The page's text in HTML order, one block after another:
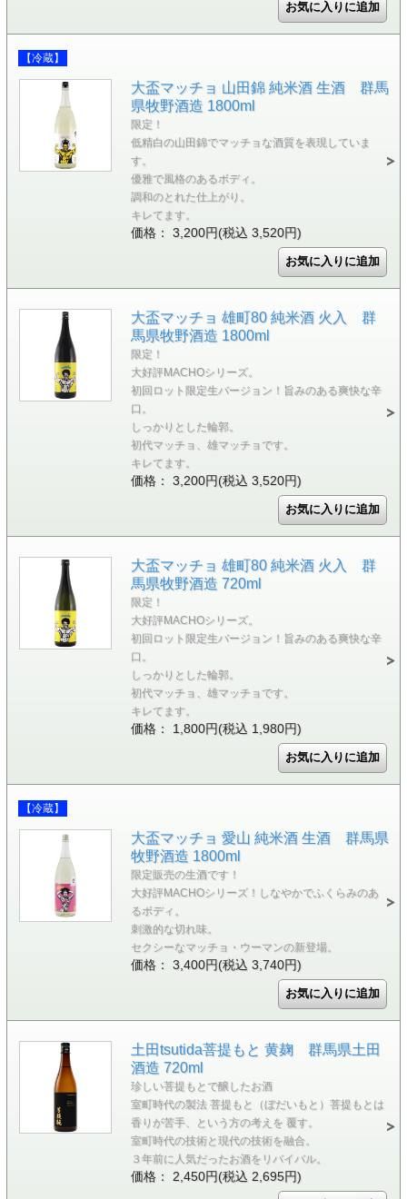
【冷蔵】
大盃マッチョ 山田錦 純米酒 生酒 群馬
県牧野酒造 1800ml
限定！
低精白の山田錦でマッチョな酒質を表現していま
す。
優雅で風格のあるボディ。
調和のとれた仕上がり。
キレてます。
価格： 3,200円(税込 3,520円)
大盃マッチョ 雄町80 純米酒 火入 群
馬県牧野酒造 1800ml
限定！
大好評MACHOシリーズ。
初回ロット限定生バージョン！旨みのある爽快な辛
口。
しっかりとした輪郭。
初代マッチョ、雄マッチョです。
キレてます。
価格： 3,200円(税込 3,520円)
大盃マッチョ 雄町80 純米酒 火入 群
馬県牧野酒造 720ml
限定！
大好評MACHOシリーズ。
初回ロット限定生バージョン！旨みのある爽快な辛
口。
しっかりとした輪郭。
初代マッチョ、雄マッチョです。
キレてます。
価格： 1,800円(税込 1,980円)
【冷蔵】
大盃マッチョ 愛山 純米酒 生酒 群馬県
牧野酒造 1800ml
限定販売の生酒です！
大好評MACHOシリーズ！しなやかでふくらみのあ
るボディ。
刺激的な切れ味。
セクシーなマッチョ・ウーマンの新登場。
価格： 3,400円(税込 3,740円)
土田tsutida菩提もと 黄麹 群馬県土田
酒造 720ml
珍しい菩提もとで醸したお酒
室町時代の製法 菩提もと（ぼだいもと）菩提もとは
香りが苦手、という方の考えを 覆す。
室町時代の技術と現代の技術を融合。
３年前に人気だったお酒をリバイバル。
価格： 2,450円(税込 2,695円)